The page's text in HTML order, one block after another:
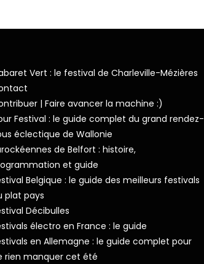
Vert : le festival de Charleville-Mézières
| Faire avancer la machine :)
Festival : le guide complet du grand rendez-
éclectique de Wallonie
de Belfort : histoire,
et guide
Belgique : le guide des meilleurs festivals
plat pays
Décibulles
électro en France : le guide
en Allemagne : le guide complet pour
rien manquer cet été